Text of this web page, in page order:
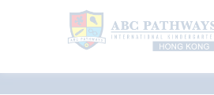
最新消息